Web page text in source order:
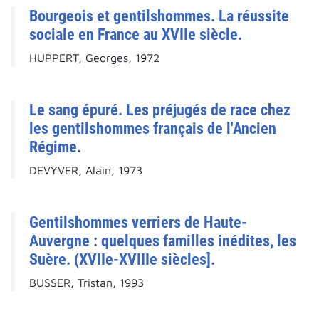
Bourgeois et gentilshommes. La réussite
sociale en France au XVIIe siècle.
HUPPERT, Georges, 1972
Le sang épuré. Les préjugés de race chez
les gentilshommes français de l'Ancien
Régime.
DEVYVER, Alain, 1973
Gentilshommes verriers de Haute-
Auvergne : quelques familles inédites, les
Suère. (XVIIe-XVIIIe siècles].
BUSSER, Tristan, 1993